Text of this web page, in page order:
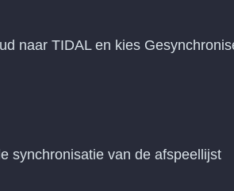
naar TIDAL en kies
synchronisatie van de afspeellijst